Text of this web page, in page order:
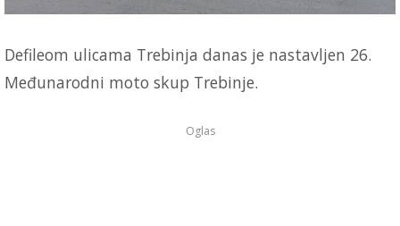
Defileom ulicama Trebinja danas je nastavljen 26.
Međunarodni moto skup Trebinje.
Oglas